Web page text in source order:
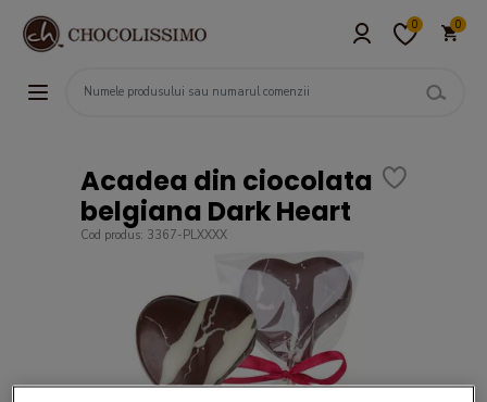
0 0
Acadea din ciocolata
belgiana Dark Heart
Cod produs: 3367-PLXXXX